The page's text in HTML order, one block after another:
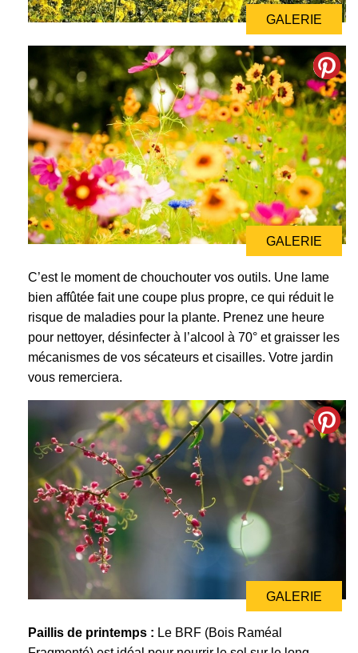
GALERIE
GALERIE
C’est le moment de chouchouter vos outils. Une lame
bien affûtée fait une coupe plus propre, ce qui réduit le
risque de maladies pour la plante. Prenez une heure
pour nettoyer, désinfecter à l’alcool à 70° et graisser les
mécanismes de vos sécateurs et cisailles. Votre jardin
vous remerciera.
GALERIE
Paillis de printemps : Le BRF (Bois Raméal